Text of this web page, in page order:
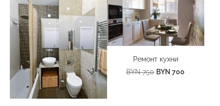
Ремонт кухни
BYN 750 BYN 700